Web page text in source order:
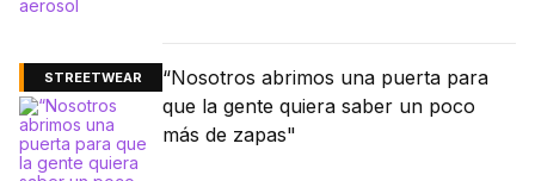
STREETWEAR
“Nosotros abrimos una puerta para
que la gente quiera saber un poco
más de zapas"